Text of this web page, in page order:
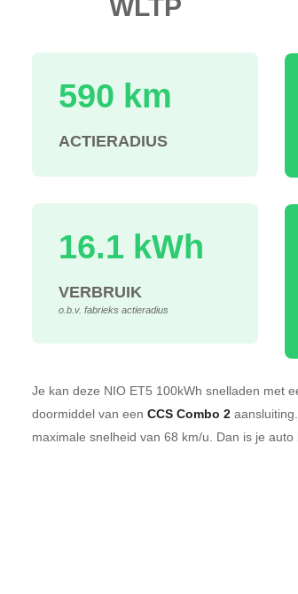
590 km
ACTIERADIUS
16.1 kWh
VERBRUIK
o.b.v. fabrieks actieradius
Je kan deze NIO ET5 100kWh snelladen met
doormiddel van een CCS Combo 2 aansluiting.
maximale snelheid van 68 km/u. Dan is je auto